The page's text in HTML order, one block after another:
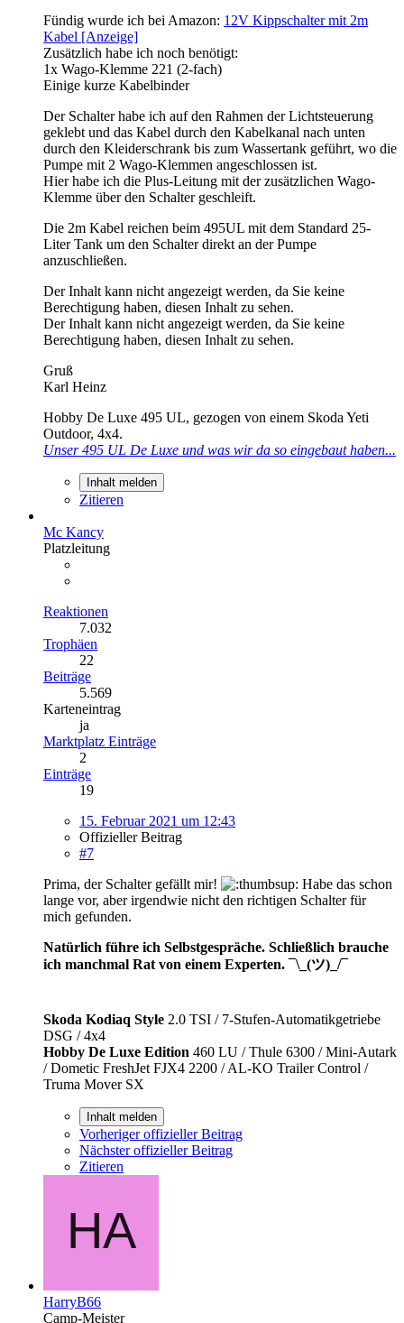
Fündig wurde ich bei Amazon: 12V Kippschalter mit 2m
Kabel [Anzeige]
Zusätzlich habe ich noch benötigt:
1x Wago-Klemme 221 (2-fach)
Einige kurze Kabelbinder
Der Schalter habe ich auf den Rahmen der Lichtsteuerung
geklebt und das Kabel durch den Kabelkanal nach unten
durch den Kleiderschrank bis zum Wassertank geführt, wo die
Pumpe mit 2 Wago-Klemmen angeschlossen ist.
Hier habe ich die Plus-Leitung mit der zusätzlichen Wago-
Klemme über den Schalter geschleift.
Die 2m Kabel reichen beim 495UL mit dem Standard 25-
Liter Tank um den Schalter direkt an der Pumpe
anzuschließen.
Der Inhalt kann nicht angezeigt werden, da Sie keine
Berechtigung haben, diesen Inhalt zu sehen.
Der Inhalt kann nicht angezeigt werden, da Sie keine
Berechtigung haben, diesen Inhalt zu sehen.
Gruß
Karl Heinz
Hobby De Luxe 495 UL, gezogen von einem Skoda Yeti
Outdoor, 4x4.
Unser 495 UL De Luxe und was wir da so eingebaut haben...
Inhalt melden
Zitieren
Mc Kancy
Platzleitung
Reaktionen
7.032
Trophäen
22
Beiträge
5.569
Karteneintrag
ja
Marktplatz Einträge
2
Einträge
19
15. Februar 2021 um 12:43
Offizieller Beitrag
#7
Prima, der Schalter gefällt mir!
Habe das schon
lange vor, aber irgendwie nicht den richtigen Schalter für
mich gefunden.
Natürlich führe ich Selbstgespräche. Schließlich brauche
ich manchmal Rat von einem Experten. ¯\_(ツ)_/¯
Skoda Kodiaq Style 2.0 TSI / 7-Stufen-Automatikgetriebe
DSG / 4x4
Hobby De Luxe Edition 460 LU / Thule 6300 / Mini-Autark
/ Dometic FreshJet FJX4 2200 / AL-KO Trailer Control /
Truma Mover SX
Inhalt melden
Vorheriger offizieller Beitrag
Nächster offizieller Beitrag
Zitieren
HarryB66
Camp-Meister